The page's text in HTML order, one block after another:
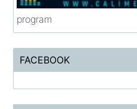
program
FACEBOOK